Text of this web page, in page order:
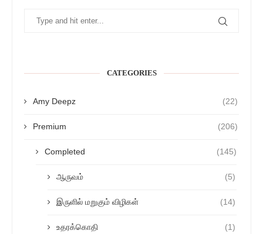
CATEGORIES
Amy Deepz (22)
Premium (206)
Completed (145)
ஆருவம் (5)
இருளில் மறுகும் விழிகள் (14)
உதரக்கொதி (1)